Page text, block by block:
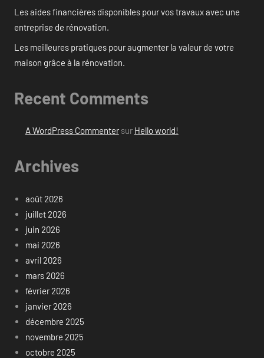
Les aides financières disponibles pour vos travaux avec une
entreprise de rénovation.
Les meilleures pratiques pour augmenter la valeur de votre
maison grâce à la rénovation.
Recent Comments
A WordPress Commentersur Hello world!
Archives
août 2026
juillet 2026
juin 2026
mai 2026
avril 2026
mars 2026
février 2026
janvier 2026
décembre 2025
novembre 2025
octobre 2025